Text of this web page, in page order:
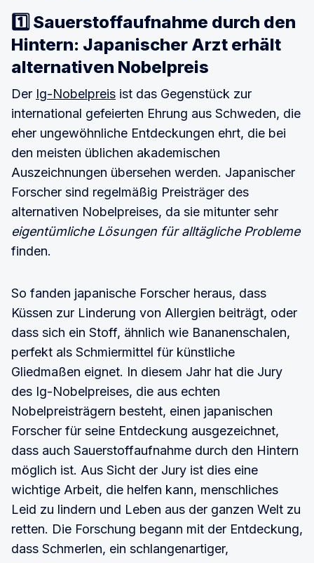
1️⃣ Sauerstoffaufnahme durch den
Hintern: Japanischer Arzt erhält
alternativen Nobelpreis
Der Ig-Nobelpreis ist das Gegenstück zur
international gefeierten Ehrung aus Schweden, die
eher ungewöhnliche Entdeckungen ehrt, die bei
den meisten üblichen akademischen
Auszeichnungen übersehen werden. Japanischer
Forscher sind regelmäßig Preisträger des
alternativen Nobelpreises, da sie mitunter sehr
eigentümliche Lösungen für alltägliche Probleme
finden.
So fanden japanische Forscher heraus, dass
Küssen zur Linderung von Allergien beiträgt, oder
dass sich ein Stoff, ähnlich wie Bananenschalen,
perfekt als Schmiermittel für künstliche
Gliedmaßen eignet. In diesem Jahr hat die Jury
des Ig-Nobelpreises, die aus echten
Nobelpreisträgern besteht, einen japanischen
Forscher für seine Entdeckung ausgezeichnet,
dass auch Sauerstoffaufnahme durch den Hintern
möglich ist. Aus Sicht der Jury ist dies eine
wichtige Arbeit, die helfen kann, menschliches
Leid zu lindern und Leben aus der ganzen Welt zu
retten. Die Forschung begann mit der Entdeckung,
dass Schmerlen, ein schlangenartiger,